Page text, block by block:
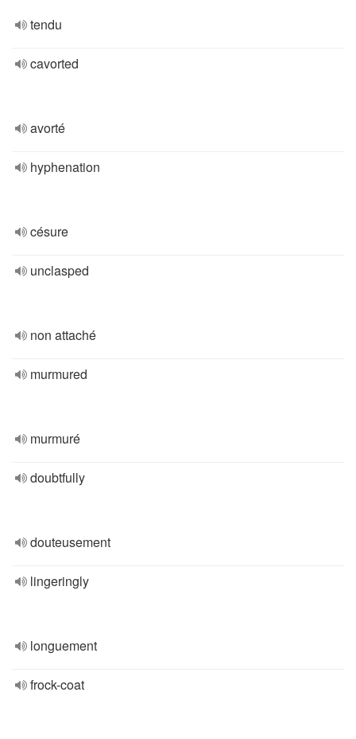
tendu
cavorted
avorté
hyphenation
césure
unclasped
non attaché
murmured
murmuré
doubtfully
douteusement
lingeringly
longuement
frock-coat